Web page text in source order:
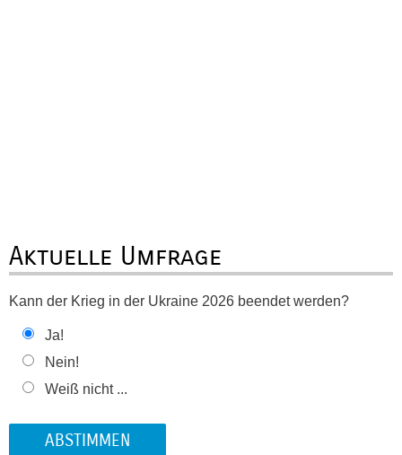
Aktuelle Umfrage
Kann der Krieg in der Ukraine 2026 beendet werden?
Ja!
Nein!
Weiß nicht ...